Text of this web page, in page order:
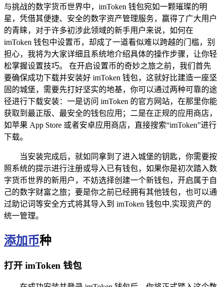
与挑战的数字货币世界中，imToken 钱包宛如一颗璀璨的明
星，凭借其便捷、安全的数字资产管理服务，赢得了广大用户
的青睐，对于许多初涉此领域的新手用户来说，如何在
imToken 钱包中设置币，却成了一道看似难以跨越的门槛，别
担心，我将为大家详细且系统地介绍具体的操作步骤，让你轻
松掌握设置技巧。 在开启设置币的奇妙之旅之前，我们首先
要确保成功下载并安装好 imToken 钱包，这就好比建造一座坚
固的城堡，需要先打好坚实的地基，你可以通过两种可靠的途
径进行下载安装：一是访问 imToken 的官方网站，在那里你能
获取到最正版、最安全的钱包应用；二是在正规的应用商店，
如苹果 App Store 或者安卓应用商店，直接搜索“imToken”进行
下载。
当安装完成后，就如同拿到了进入城堡的钥匙，你需要按
照系统的提示进行注册或导入已有钱包，如果你是初次踏入数
字货币世界的新用户，不妨选择创建一个新钱包，开启属于自
己的数字财富之旅；要是你之前已经拥有其他钱包，也可以通
过助记词等安全方式将其导入到 imToken 钱包中,实现资产的
统一管理。
添加币种
打开 imToken 钱包